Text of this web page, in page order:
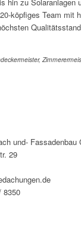
köpfiges Team mit
und- Fassadenbau
29
8350